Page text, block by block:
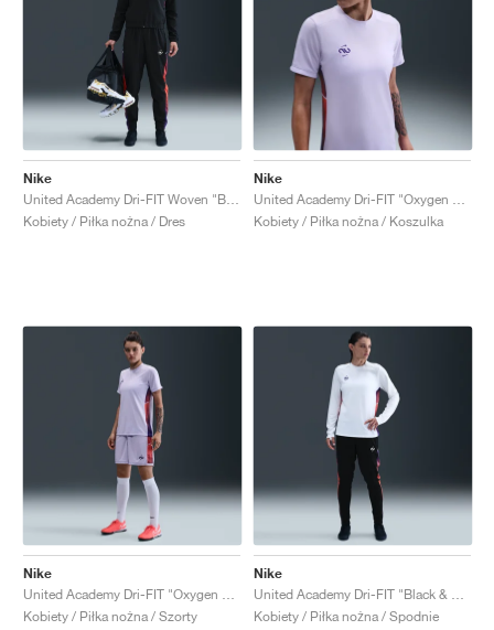
Nike
Kobiety / Piłka nożna / Dres
Nike
Kobiety / Piłka nożna / Koszulka
Nike
Kobiety / Piłka nożna / Szorty
Nike
Kobiety / Piłka nożna / Spodnie